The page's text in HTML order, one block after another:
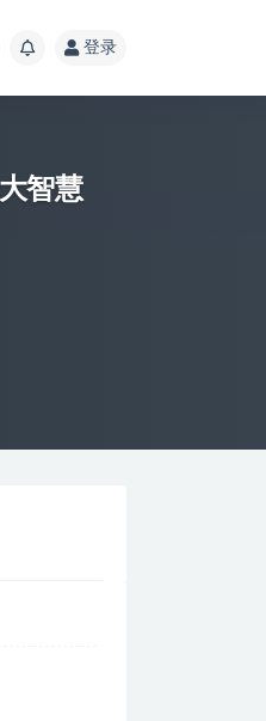
登录
智慧